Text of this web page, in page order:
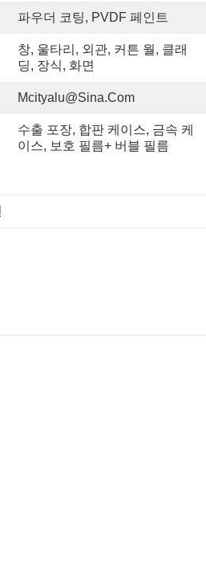
파우더 코팅, PVDF 페인트
창, 울타리, 외관, 커튼 월, 클래
딩, 장식, 화면
Mcityalu@sina.com
수출 포장, 합판 케이스, 금속 케
이스, 보호 필름+ 버블 필름